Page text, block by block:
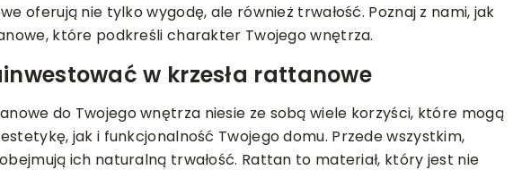
oferują nie tylko wygodę, ale również trwałość. Poznaj z nami, jak
które podkreśli charakter Twojego wnętrza.
w krzesła rattanowe
do Twojego wnętrza niesie ze sobą wiele korzyści, które mogą
jak i funkcjonalność Twojego domu. Przede wszystkim,
ich naturalną trwałość. Rattan to materiał, który jest nie
I BUDOWA WYKOŃCZENIE
korzyści niesie ze sobą wybór
dlaczego drewniana podłoga jest
OGRÓD ROŚLINY
18-12-2023
Jak optymalnie wykorzystać
ogrodowy do uprawy roślin?
Podpowiadamy, jak zdobyć